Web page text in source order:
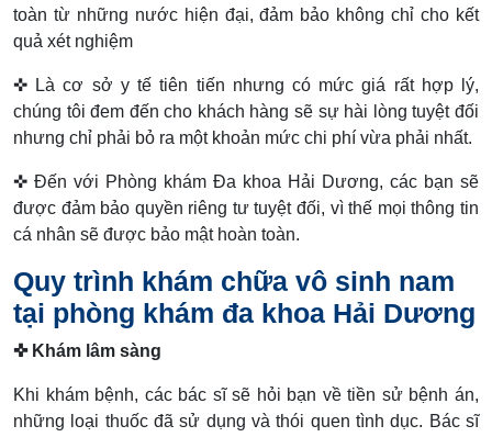
toàn từ những nước hiện đại, đảm bảo không chỉ cho kết
quả xét nghiệm
✜ Là cơ sở y tế tiên tiến nhưng có mức giá rất hợp lý,
chúng tôi đem đến cho khách hàng sẽ sự hài lòng tuyệt đối
nhưng chỉ phải bỏ ra một khoản mức chi phí vừa phải nhất.
✜ Đến với Phòng khám Đa khoa Hải Dương, các bạn sẽ
được đảm bảo quyền riêng tư tuyệt đối, vì thế mọi thông tin
cá nhân sẽ được bảo mật hoàn toàn.
Quy trình khám chữa vô sinh nam
tại phòng khám đa khoa Hải Dương
✜ Khám lâm sàng
Khi khám bệnh, các bác sĩ sẽ hỏi bạn về tiền sử bệnh án,
những loại thuốc đã sử dụng và thói quen tình dục. Bác sĩ